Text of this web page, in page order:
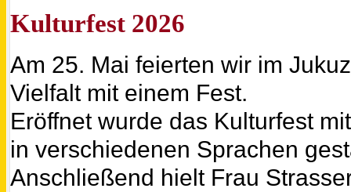
Kulturfest 2026
Am 25. Mai feierten wir im
Vielfalt mit einem Fest.
Eröffnet wurde das Kulturfest
in verschiedenen Sprachen
Anschließend hielt Frau